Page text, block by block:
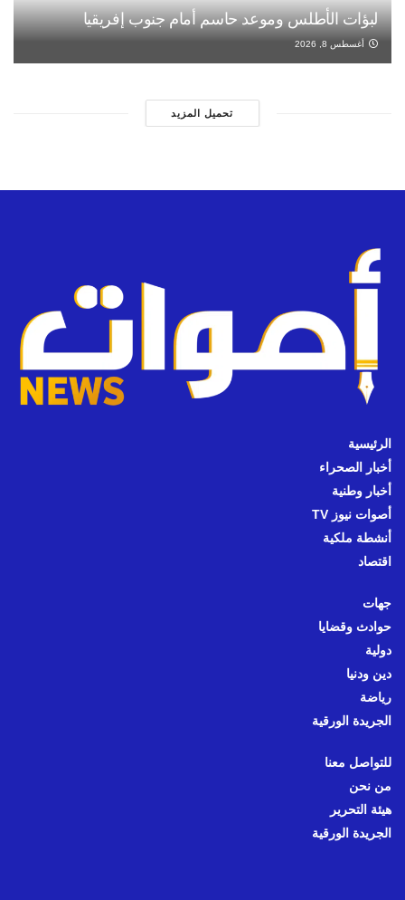
لبؤات الأطلس وموعد حاسم أمام جنوب إفريقيا
أغسطس 8, 2026
تحميل المزيد
الرئيسية
أخبار الصحراء
أخبار وطنية
أصوات نيوز TV
أنشطة ملكية
اقتصاد
جهات
حوادث وقضايا
دولية
دين ودنيا
رياضة
الجريدة الورقية
للتواصل معنا
من نحن
هيئة التحرير
الجريدة الورقية